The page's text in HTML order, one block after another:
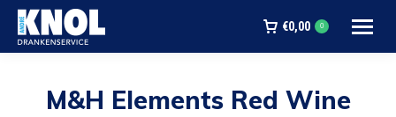
€0,00 0
M&H Elements Red Wine